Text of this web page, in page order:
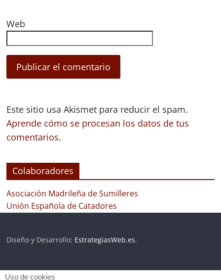
Web
Este sitio usa Akismet para reducir el spam.
Aprende cómo se procesan los datos de tus
comentarios.
Colaboradores
Asociación Madrileña de Sumilleres
Unión Española de Catadores
Diseño y Desarrollo: EstrategiasWeb.es.
Uso de cookies